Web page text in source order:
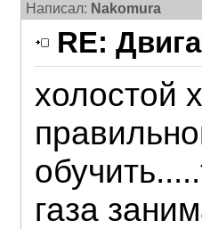
Написал: Nakomura
RE:
холостой
газа